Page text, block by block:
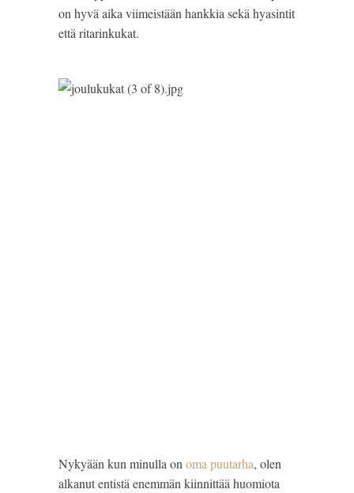
on hyvä aika viimeistään hankkia sekä hyasintit
että ritarinkukat.
Nykyään kun minulla on oma puutarha, olen
alkanut entistä enemmän kiinnittää huomiota